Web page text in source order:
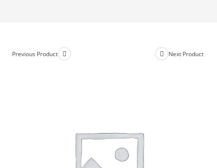
Previous Product Next Product